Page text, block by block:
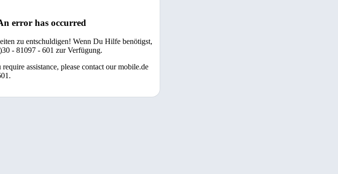
error has occurred
zu entschuldigen! Wenn Du Hilfe benötigst,
- 81097 - 601 zur Verfügung.
assistance, please contact our mobile.de